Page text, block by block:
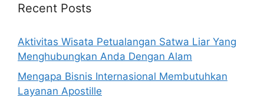
Recent Posts
Aktivitas Wisata Petualangan Satwa Liar Yang
Menghubungkan Anda Dengan Alam
Mengapa Bisnis Internasional Membutuhkan
Layanan Apostille